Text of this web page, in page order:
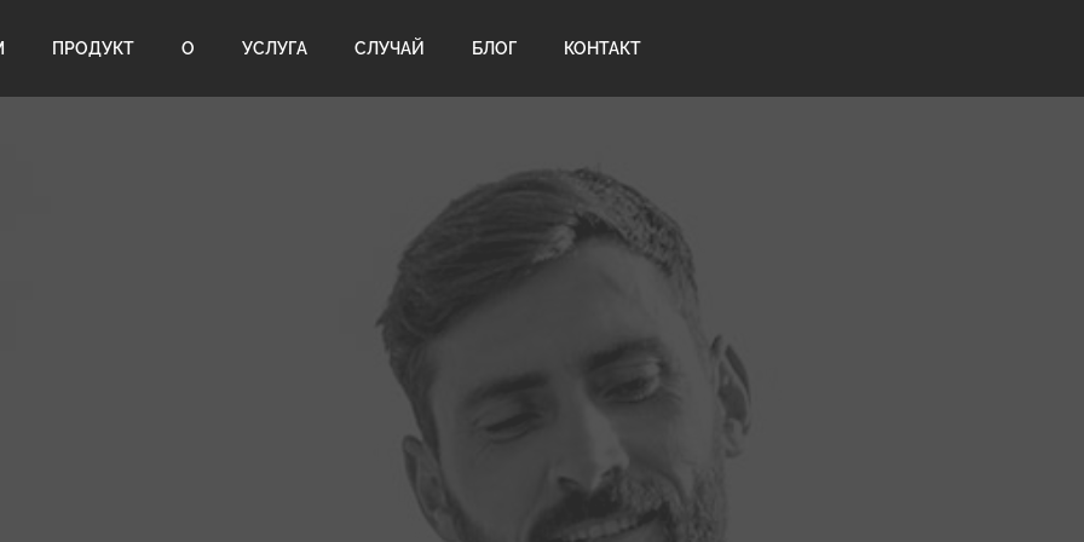
ПРОДУКТ О УСЛУГА СЛУЧАЙ БЛОГ КОНТАКТ